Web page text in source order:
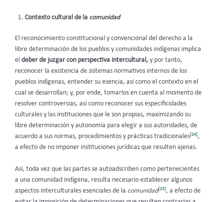
Contexto cultural de la comunidad
El reconocimiento constitucional y convencional del derecho a la
libre determinación de los pueblos y comunidades indígenas implica
el deber de juzgar con perspectiva intercultural, y por tanto,
reconocer la existencia de sistemas normativos internos de los
pueblos indígenas, entender su esencia, así como el contexto en el
cual se desarrollan; y, por ende, tomarlos en cuenta al momento de
resolver controversias, así como reconocer sus especificidades
culturales y las instituciones que le son propias, maximizando su
libre determinación y autonomía para elegir a sus autoridades, de
acuerdo a sus normas, procedimientos y prácticas tradicionales[24],
a efecto de no imponer instituciones jurídicas que resulten ajenas.
Así, toda vez que las partes se autoadscriben como pertenecientes
a una comunidad indígena, resulta necesario establecer algunos
aspectos interculturales esenciales de la comunidad[25], a efecto de